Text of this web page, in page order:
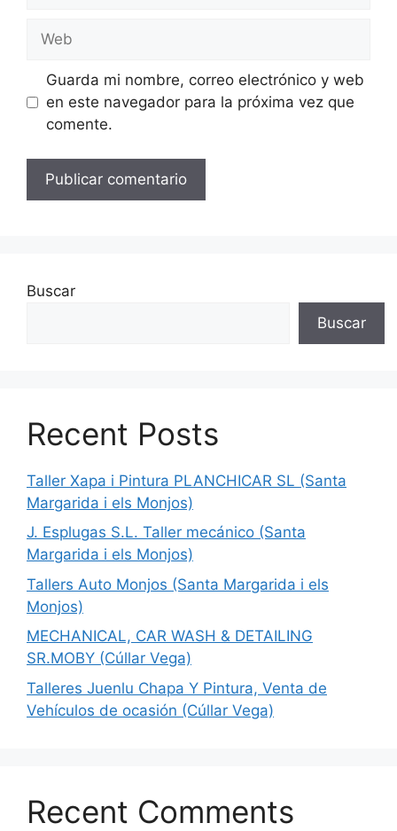
Web
Guarda mi nombre, correo electrónico y web
en este navegador para la próxima vez que
comente.
Buscar
Buscar
Recent Posts
Taller Xapa i Pintura PLANCHICAR SL (Santa
Margarida i els Monjos)
J. Esplugas S.L. Taller mecánico (Santa
Margarida i els Monjos)
Tallers Auto Monjos (Santa Margarida i els
Monjos)
MECHANICAL, CAR WASH & DETAILING
SR.MOBY (Cúllar Vega)
Talleres Juenlu Chapa Y Pintura, Venta de
Vehículos de ocasión (Cúllar Vega)
Recent Comments